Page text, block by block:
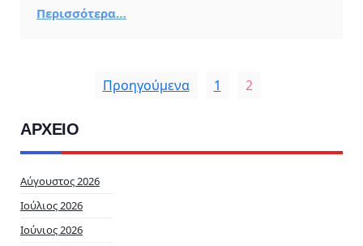
Περισσότερα…
Προηγούμενα 1 2
ΑΡΧΕΙΟ
Αύγουστος 2026
Ιούλιος 2026
Ιούνιος 2026